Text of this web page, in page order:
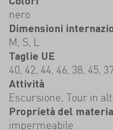
nero
Dimensioni
M, S, L
Taglie UE
40, 42, 44, 46, 38, 45,
Attività
Escursione, Tour in
Proprietà del
impermeabile